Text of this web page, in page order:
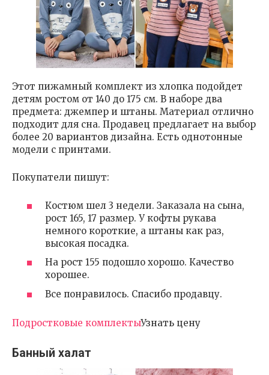
Этот пижамный комплект из хлопка подойдет
детям ростом от 140 до 175 см. В наборе два
предмета: джемпер и штаны. Материал отлично
подходит для сна. Продавец предлагает на выбор
более 20 вариантов дизайна. Есть однотонные
модели с принтами.
Покупатели пишут:
Костюм шел 3 недели. Заказала на сына,
рост 165, 17 размер. У кофты рукава
немного короткие, а штаны как раз,
высокая посадка.
На рост 155 подошло хорошо. Качество
хорошее.
Все понравилось. Спасибо продавцу.
Подростковые комплектыУзнать цену
Банный халат